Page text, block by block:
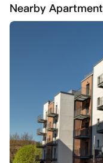
件。
3.  您向公寓提供相关虚假
4.  因《2014年移民法》
签订租赁协议。若因此原
租赁协议规定的合同义务
5. 公寓在进行筛查搜索后
名单和/或执法数据库中。
6.  您或您的担保人（如
7.  您未能支付任何到期
任何往年租金或损坏赔偿
8.  您违反了本租赁协议
公寓也可基于上述任何原
Nearby